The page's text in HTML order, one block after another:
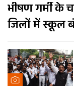
भीषण गर्मी के
जिलों में स्कूल
गर्म शहर